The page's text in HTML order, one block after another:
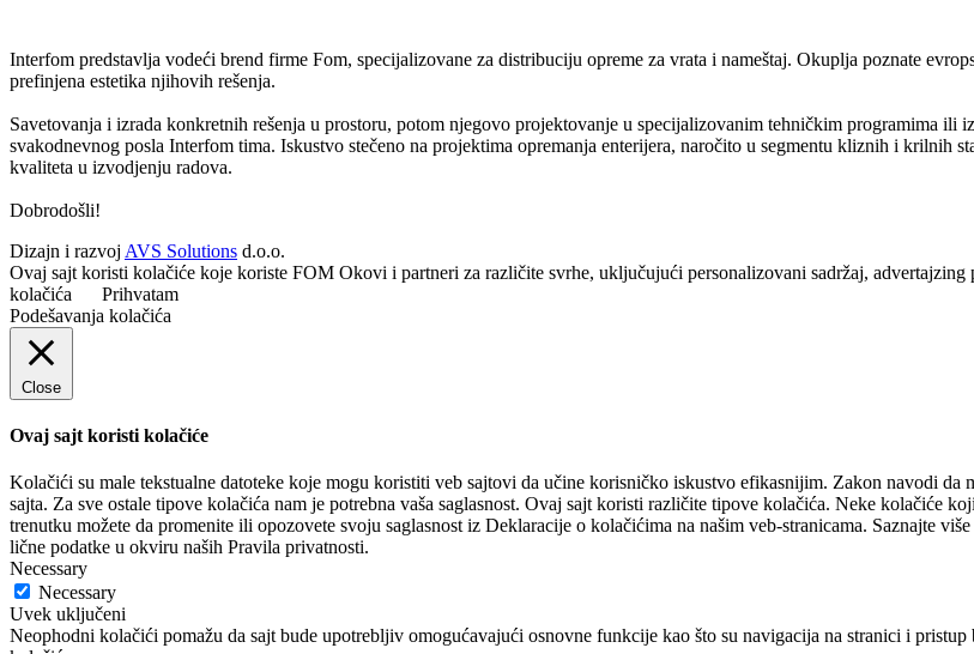
Interfom predstavlja vodeći brend firme Fom, specijalizovane za distribuciju opreme za vrata i nameštaj. Okuplja poznate
prefinjena estetika njihovih rešenja.
Savetovanja i izrada konkretnih rešenja u prostoru, potom njegovo projektovanje u specijalizovanim tehničkim programima ili
svakodnevnog posla Interfom tima. Iskustvo stečeno na projektima opremanja enterijera, naročito u segmentu kliznih i krilnih
kvaliteta u izvodjenju radova.
Dobrodošli!
Dizajn i razvoj AVS Solutions d.o.o.
Ovaj sajt koristi kolačiće koje koriste FOM Okovi i partneri za različite svrhe, uključujući personalizovani sadržaj, advertajzing
kolačića
Prihvatam
Podešavanja kolačića
Close
Ovaj sajt koristi kolačiće
Kolačići su male tekstualne datoteke koje mogu koristiti veb sajtovi da učine korisničko iskustvo efikasnijim. Zakon navodi da
sajta. Za sve ostale tipove kolačića nam je potrebna vaša saglasnost. Ovaj sajt koristi različite tipove kolačića. Neke kolačiće
trenutku možete da promenite ili opozovete svoju saglasnost iz Deklaracije o kolačićima na našim veb-stranicama. Saznajte
lične podatke u okviru naših Pravila privatnosti.
Necessary
Necessary
Uvek uključeni
Neophodni kolačići pomažu da sajt bude upotrebljiv omogućavajući osnovne funkcije kao što su navigacija na stranici i